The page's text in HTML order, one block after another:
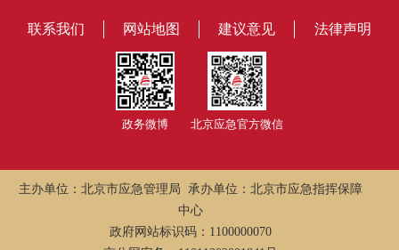
联系我们 网站地图 建议意见 法律声明
政务微博 北京应急官方微信
主办单位：北京市应急管理局 承办单位：北京市应急指挥保障
中心
政府网站标识码：1100000070